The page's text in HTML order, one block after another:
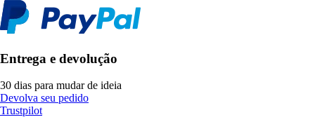
Entrega e devolução
30 dias para mudar de ideia
Devolva seu pedido
Trustpilot